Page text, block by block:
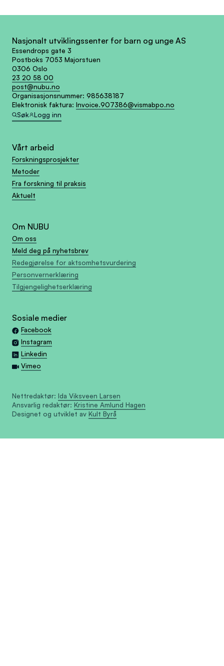
Nasjonalt utviklingssenter for barn og unge AS
Essendrops gate 3
Postboks 7053 Majorstuen
0306 Oslo
23 20 58 00
post@nubu.no
Organisasjonsnummer: 985638187
Elektronisk faktura: Invoice.907386@vismabpo.no
Søk
Logg inn
Vårt arbeid
Forskningsprosjekter
Metoder
Fra forskning til praksis
Aktuelt
Om NUBU
Om oss
Meld deg på nyhetsbrev
Redegjørelse for aktsomhetsvurdering
Personvernerklæring
Tilgjengelighetserklæring
Sosiale medier
Facebook
Instagram
Linkedin
Vimeo
Nettredaktør: Ida Viksveen Larsen
Ansvarlig redaktør: Kristine Amlund Hagen
Designet og utviklet av Kult Byrå